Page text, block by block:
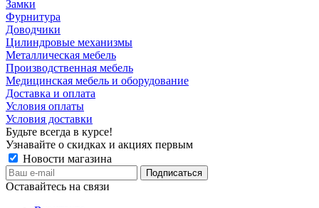
Замки
Фурнитура
Доводчики
Цилиндровые механизмы
Металлическая мебель
Производственная мебель
Медицинская мебель и оборудование
Доставка и оплата
Условия оплаты
Условия доставки
Будьте всегда в курсе!
Узнавайте о скидках и акциях первым
Новости магазина
Оставайтесь на связи